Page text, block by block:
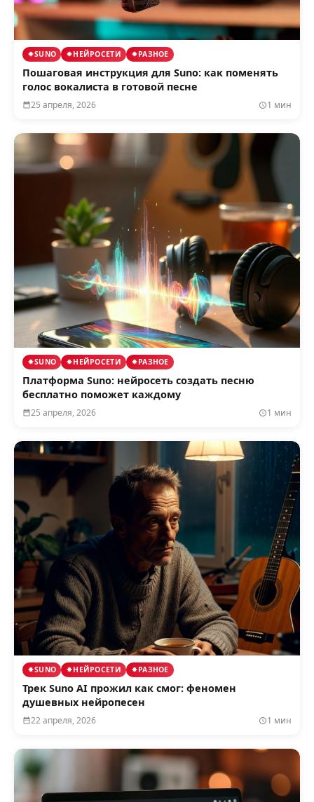
SUNO НЕЙРОСЕТИ РАЗНОЕ
Пошаговая инструкция для Suno: как поменять
голос вокалиста в готовой песне
25 апреля, 2026 1 мин
SUNO НЕЙРОСЕТИ РАЗНОЕ
Платформа Suno: нейросеть создать песню
бесплатно поможет каждому
25 апреля, 2026 1 мин
SUNO НЕЙРОСЕТИ РАЗНОЕ
Трек Suno AI прожил как смог: феномен
душевных нейропесен
22 апреля, 2026 1 мин